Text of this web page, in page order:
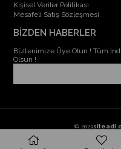
Kişisel Veriler Politikası
Mesafeli Satış Sözleşmesi
BİZDEN HABERLER
Bültenimize Üye Olun ! Tüm
Olsun !
© 2023